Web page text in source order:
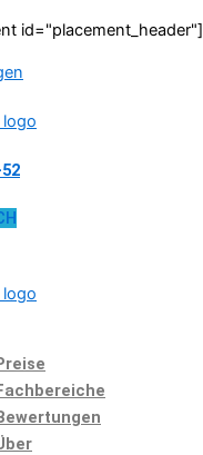
id="placement_header"]